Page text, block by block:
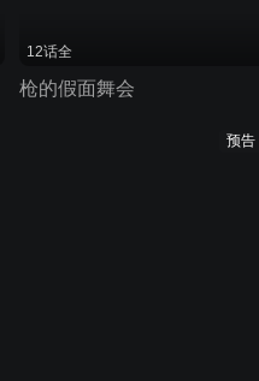
12话全
枪的假面舞会
预告